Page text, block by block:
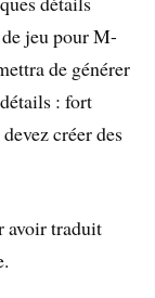
jeu pour M-
de générer
: fort
créer des
avoir traduit